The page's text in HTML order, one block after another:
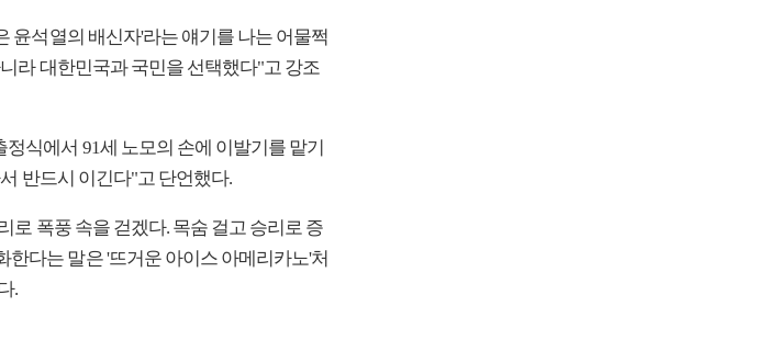
윤석열의 배신자'라는 얘기를 나는 어물쩍
라 대한민국과 국민을 선택했다"고 강조
식에서 91세 노모의 손에 이발기를 맡기
반드시 이긴다"고 단언했다.
로 폭풍 속을 걷겠다. 목숨 걸고 승리로 증
다는 말은 '뜨거운 아이스 아메리카노'처
.